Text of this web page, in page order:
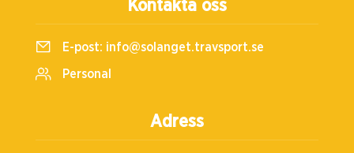
Kontakta oss
E-post: info@solanget.travsport.se
Personal
Adress